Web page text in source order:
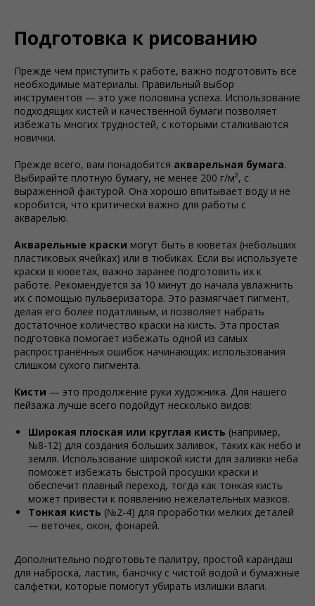
Подготовка к рисованию
Прежде чем приступить к работе, важно подготовить все
необходимые материалы. Правильный выбор
инструментов — это уже половина успеха. Использование
подходящих кистей и качественной бумаги позволяет
избежать многих трудностей, с которыми сталкиваются
новички.
Прежде всего, вам понадобится акварельная бумага.
Выбирайте плотную бумагу, не менее 200 г/м², с
выраженной фактурой. Она хорошо впитывает воду и не
коробится, что критически важно для работы с
акварелью.
Акварельные краски могут быть в кюветах (небольших
пластиковых ячейках) или в тюбиках. Если вы используете
краски в кюветах, важно заранее подготовить их к
работе. Рекомендуется за 10 минут до начала увлажнить
их с помощью пульверизатора. Это размягчает пигмент,
делая его более податливым, и позволяет набрать
достаточное количество краски на кисть. Эта простая
подготовка помогает избежать одной из самых
распространённых ошибок начинающих: использования
слишком сухого пигмента.
Кисти — это продолжение руки художника. Для нашего
пейзажа лучше всего подойдут несколько видов:
Широкая плоская или круглая кисть (например,
№8-12) для создания больших заливок, таких как небо и
земля. Использование широкой кисти для заливки неба
поможет избежать быстрой просушки краски и
обеспечит плавный переход, тогда как тонкая кисть
может привести к появлению нежелательных мазков.
Тонкая кисть (№2-4) для проработки мелких деталей
— веточек, окон, фонарей.
Дополнительно подготовьте палитру, простой карандаш
для наброска, ластик, баночку с чистой водой и бумажные
салфетки, которые помогут убирать излишки влаги.